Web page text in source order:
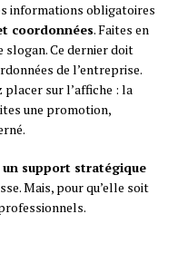
informations obligatoires
coordonnées. Faites en
Ce dernier doit
de l’entreprise.
placer sur l’affiche : la
une promotion,
un support stratégique
Mais, pour qu’elle soit